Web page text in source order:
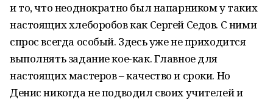
и то, что неоднократно был напарником у таких
настоящих хлеборобов как Сергей Седов. С ними
спрос всегда особый. Здесь уже не приходится
выполнять задание кое-как. Главное для
настоящих мастеров – качество и сроки. Но
Денис никогда не подводил своих учителей и